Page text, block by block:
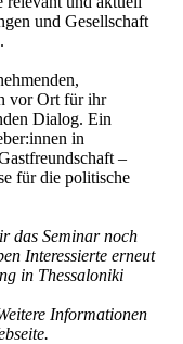
und Gesellschaft
vor Ort für ihr
Dialog. Ein
in
–
für die politische
das Seminar noch
Interessierte erneut
in Thessaloniki
Informationen